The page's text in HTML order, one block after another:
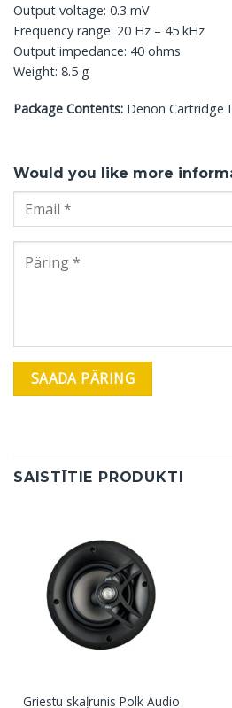
Output voltage: 0.3 mV
Frequency range: 20 Hz – 45 kHz
Output impedance: 40 ohms
Weight: 8.5 g
Package Contents: Denon Cartridge
Would you like more
SAISTĪTIE PRODUKTI
Griestu skaļrunis Polk Audio